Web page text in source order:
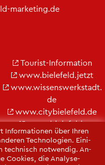
In­for­ma­tio­nen über Ihren
Tech­no­lo­gi­en. Ei­ni­
tech­nisch not­wen­dig. An­
Coo­kies, die Ana­ly­se-
​marketing.​de
Tou­rist-In­for­ma­ti­on
www.​bielefeld.​jetzt
www.​wis​sens​werk​stad​t.​
de
www.​cit​ybie​lefe​ld.​de
www.​bielefeld-​
convention.​de